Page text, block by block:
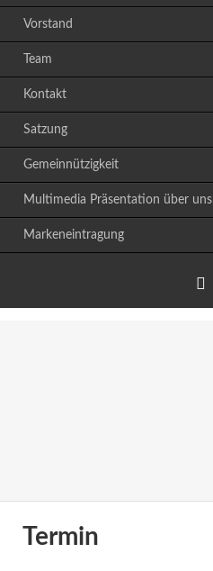
Vorstand
Team
Kontakt
Satzung
Gemeinnützigkeit
Multimedia Präsentation über uns
Markeneintragung
Termin